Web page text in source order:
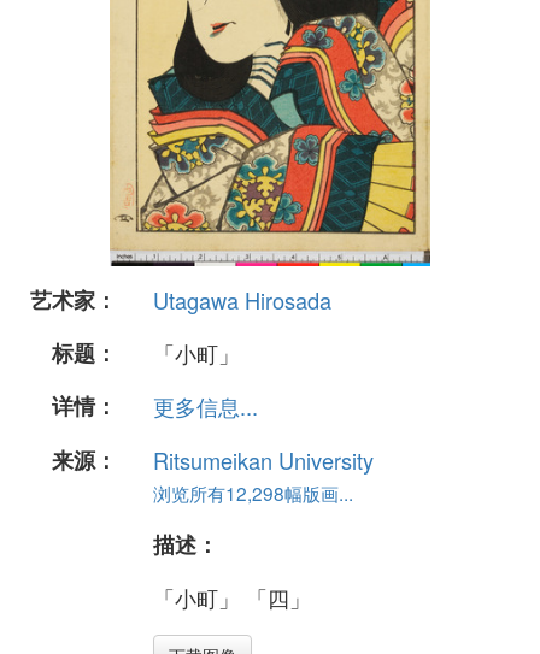
艺术家：
Utagawa Hirosada
标题：
「小町」
详情：
更多信息...
来源：
Ritsumeikan University
浏览所有12,298幅版画...
描述：
「小町」 「四」